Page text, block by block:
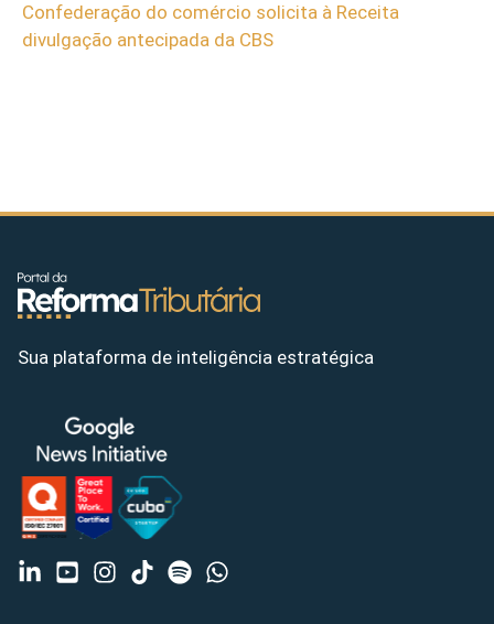
Confederação do comércio solicita à Receita
divulgação antecipada da CBS
Sua plataforma de inteligência estratégica